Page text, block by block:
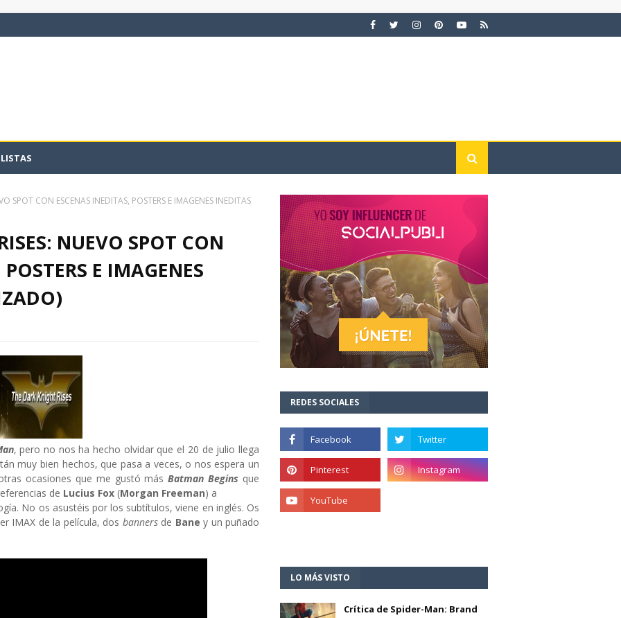
LISTAS
SPOT CON ESCENAS INEDITAS, POSTERS E IMAGENES INEDITAS
NUEVO SPOT CON
E IMAGENES
, pero no nos ha hecho olvidar que el 20 de julio llega
muy bien hechos, que pasa a veces, o nos espera un
ocasiones que me gustó másBatman Begins que
de Lucius Fox (Morgan Freeman) a
No os asustéis por los subtítulos, viene en inglés. Os
IMAX de la película, dos banners de Bane y un puñado
REDES SOCIALES
LO MÁS VISTO
Crítica de Spider-Man: Brand